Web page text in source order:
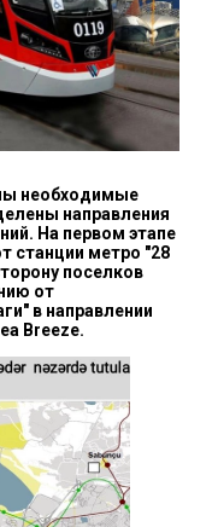
необходимые
направления
На первом этапе
станции метро "28
поселков
от
в направлении
Breeze.